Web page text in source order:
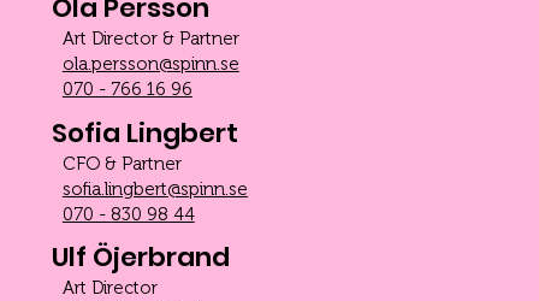
Ola Persson
Art Director & Partner
ola.persson@spinn.se
070 - 766 16 96
Sofia Lingbert
CFO & Partner
sofia.lingbert@spinn.se
070 - 830 98 44
Ulf Öjerbrand
Art Director